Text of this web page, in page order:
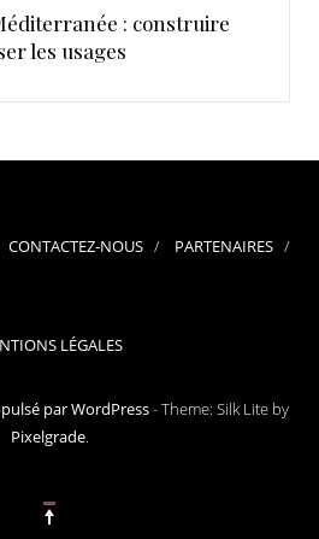
: construire
les usages
CONTACTEZ-NOUS PARTENAIRES
LÉGALES
par WordPress-Theme: Silk Lite by
Pixelgrade.